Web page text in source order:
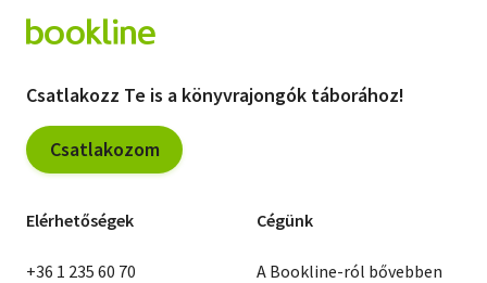
Csatlakozz Te is a könyvrajongók táborához!
Csatlakozom
Elérhetőségek
+36 1 235 60 70
Cégünk
A Bookline-ról bővebben